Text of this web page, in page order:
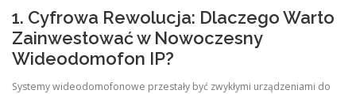
1. Cyfrowa Rewolucja: Dlaczego Warto
Zainwestować w Nowoczesny
Wideodomofon IP?
Systemy wideodomofonowe przestały być zwykłymi urządzeniami do